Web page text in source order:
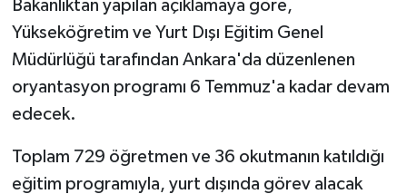
Bakanlıktan yapılan açıklamaya göre,
Yükseköğretim ve Yurt Dışı Eğitim Genel
Müdürlüğü tarafından Ankara'da düzenlenen
oryantasyon programı 6 Temmuz'a kadar devam
edecek.
Toplam 729 öğretmen ve 36 okutmanın katıldığı
eğitim programıyla, yurt dışında görev alacak
Seri İlan
Siyaset
Sokak Hayvanlarını Sahiplendirme
Sonsöz Özel